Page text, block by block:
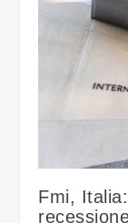
Fmi,